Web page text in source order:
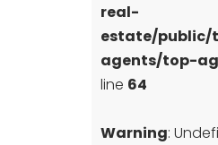
real-
estate/
agents/top-
line 64
Warning: